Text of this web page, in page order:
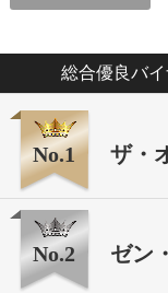
総合優良バ
No.1 ザ・
No.2 ゼン